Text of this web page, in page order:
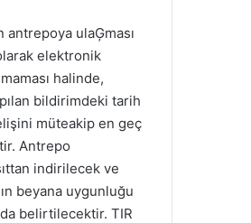
ulaĢması
elektronik
halinde,
bildirimdeki tarih
müteakip en geç
Antrepo
indirilecek ve
beyana uygunluğu
belirtilecektir. TIR